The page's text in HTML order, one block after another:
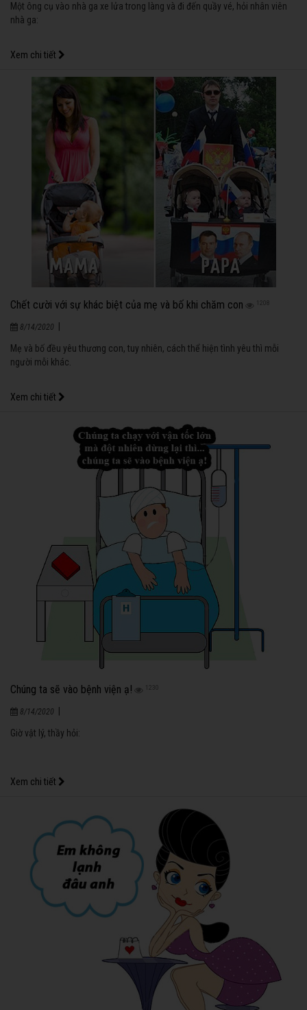
Một ông cụ vào nhà ga xe lửa trong làng và đi đến quầy vé, hỏi nhân viên
nhà ga:
Xem chi tiết
Chết cười với sự khác biệt của mẹ và bố khi chăm con 1208
8/14/2020
Mẹ và bố đều yêu thương con, tuy nhiên, cách thể hiện tình yêu thì mỗi
người mỗi khác.
Xem chi tiết
Chúng ta sẽ vào bệnh viện ạ! 1230
8/14/2020
Giờ vật lý, thầy hỏi:
Xem chi tiết